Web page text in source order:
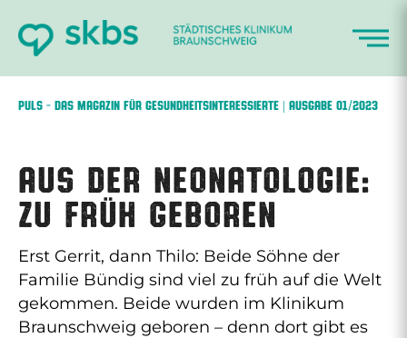
Inhalt
springen
PULS – DAS MAGAZIN FÜR GESUNDHEITSINTERESSIERTE | AUSGABE 01/2023
Aus der Neonatologie:
Zu früh geboren
Erst Gerrit, dann Thilo: Beide Söhne der
Familie Bündig sind viel zu früh auf die Welt
gekommen. Beide wurden im Klinikum
Braunschweig geboren – denn dort gibt es